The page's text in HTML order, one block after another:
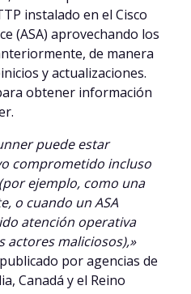
instalado en el Cisco
(ASA) aprovechando los
de manera
y actualizaciones.
obtener información
puede estar
comprometido incluso
ejemplo, como una
o cuando un ASA
atención operativa
actores maliciosos),»
por agencias de
Canadá y el Reino